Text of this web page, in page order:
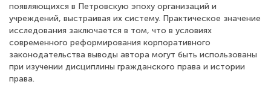
появляющихся в Петровскую эпоху организаций и
учреждений, выстраивая их систему. Практическое значение
исследова­ния заключается в том, что в условиях
современного реформирования корпоративного
законодательства выводы автора могут быть использованы
при изучении дисциплины гражданского права и истории
права.